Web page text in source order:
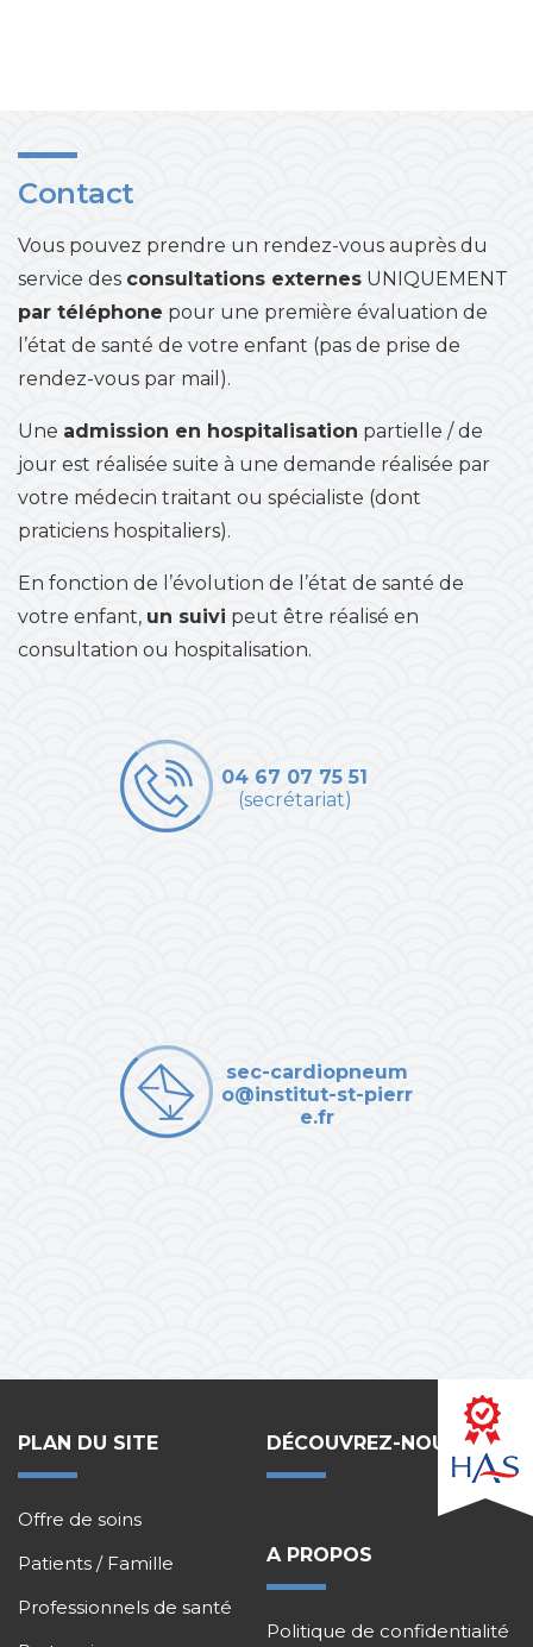
Contact
Vous pouvez prendre un rendez-vous auprès du
service des consultations externes UNIQUEMENT
par téléphone pour une première évaluation de
l’état de santé de votre enfant (pas de prise de
rendez-vous par mail).
Une admission en hospitalisation partielle / de
jour est réalisée suite à une demande réalisée par
votre médecin traitant ou spécialiste (dont
praticiens hospitaliers).
En fonction de l’évolution de l’état de santé de
votre enfant, un suivi peut être réalisé en
consultation ou hospitalisation.
04 67 07 75 51
(secrétariat)
sec-cardiopneum
o@institut-st-pierr
e.fr
PLAN DU SITE
Offre de soins
Patients / Famille
Professionnels de santé
DÉCOUVREZ-NOUS !
A PROPOS
Politique de confidentialité